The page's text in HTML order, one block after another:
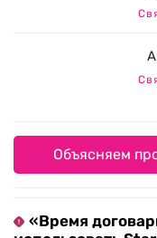
Объясняем
«Время